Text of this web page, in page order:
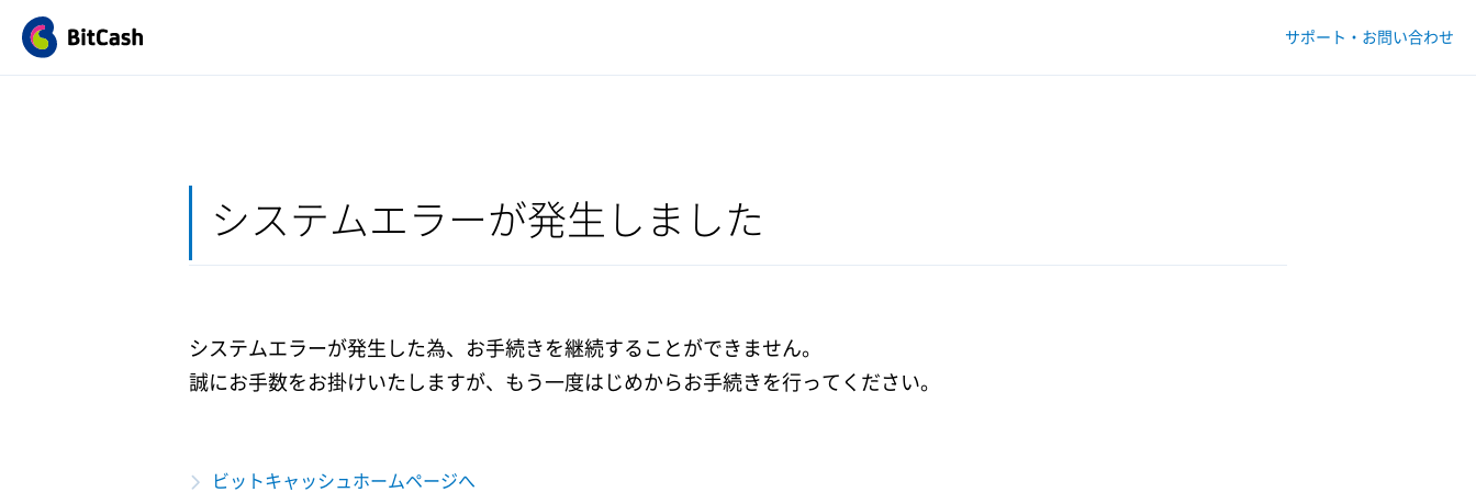
サポート・お問い合わせ
システムエラーが発生しました
システムエラーが発生した為、お手続きを継続することができません。
誠にお手数をお掛けいたしますが、もう一度はじめからお手続きを行ってください。
ビットキャッシュホームページへ